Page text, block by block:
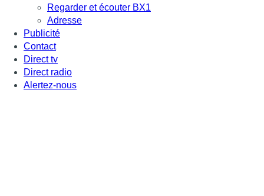
Regarder et écouter BX1
Adresse
Publicité
Contact
Direct tv
Direct radio
Alertez-nous